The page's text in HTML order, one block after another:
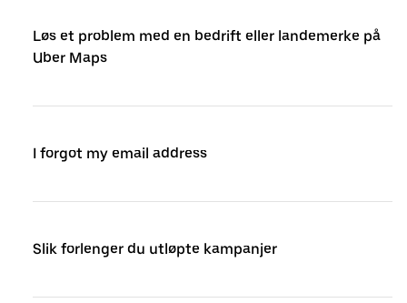
Løs et problem med en bedrift eller landemerke på
Uber Maps
I forgot my email address
Slik forlenger du utløpte kampanjer